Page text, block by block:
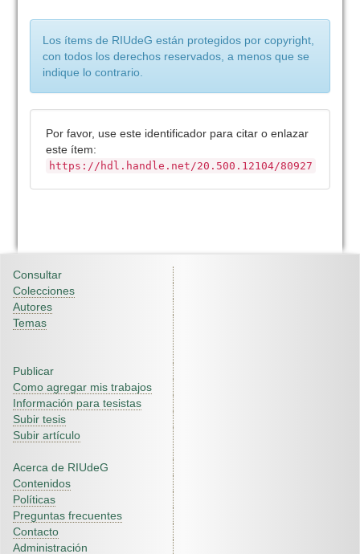
Los ítems de RIUdeG están protegidos por copyright,
con todos los derechos reservados, a menos que se
indique lo contrario.
Por favor, use este identificador para citar o enlazar
este ítem:
https://hdl.handle.net/20.500.12104/80927
Consultar
Colecciones
Autores
Temas
Publicar
Como agregar mis trabajos
Información para tesistas
Subir tesis
Subir artículo
Acerca de RIUdeG
Contenidos
Políticas
Preguntas frecuentes
Contacto
Administración